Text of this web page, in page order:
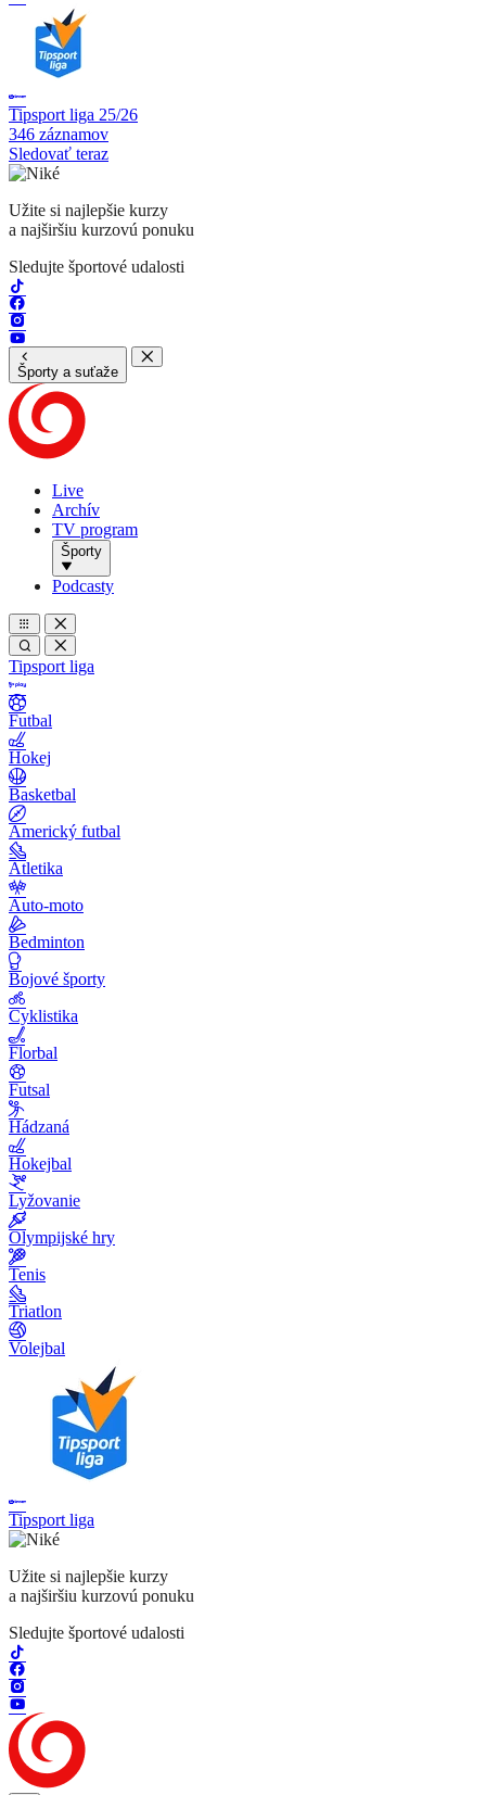
Tipsport liga 25/26
346 záznamov
Sledovať teraz
Užite si najlepšie kurzy
a najširšiu kurzovú ponuku
Sledujte športové udalosti
Športy a suťaže
Live
Archív
TV program
Športy
Podcasty
Tipsport liga
Futbal
Hokej
Basketbal
Americký futbal
Atletika
Auto-moto
Bedminton
Bojové športy
Cyklistika
Florbal
Futsal
Hádzaná
Hokejbal
Lyžovanie
Olympijské hry
Tenis
Triatlon
Volejbal
Tipsport liga
Užite si najlepšie kurzy
a najširšiu kurzovú ponuku
Sledujte športové udalosti